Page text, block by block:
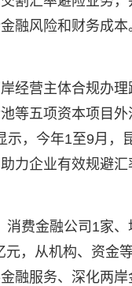
融风险和财务成本
经营主体合规办
等五项资本项目
示，今年1至9月，
力企业有效规避汇
消费金融公司1家
，从机构、资金
融服务、深化两